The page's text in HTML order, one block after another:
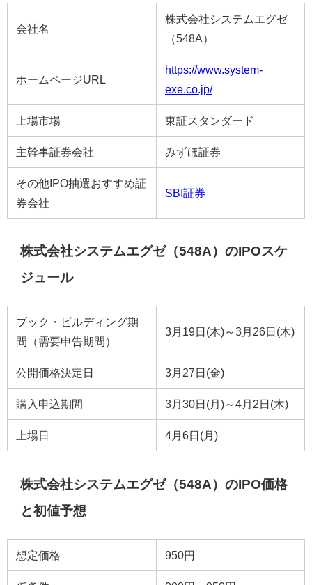
会社名
株式会社システムエグゼ
（548A）
ホームページURL
https://www.system-
exe.co.jp/
上場市場 東証スタンダード
主幹事証券会社 みずほ証券
その他IPO抽選おすすめ証
券会社
SBI証券
株式会社システムエグゼ（548A）のIPOスケ
ジュール
ブック・ビルディング期
間（需要申告期間）
3月19日(木)～3月26日(木)
公開価格決定日 3月27日(金)
購入申込期間 3月30日(月)～4月2日(木)
上場日 4月6日(月)
株式会社システムエグゼ（548A）のIPO価格
と初値予想
想定価格 950円